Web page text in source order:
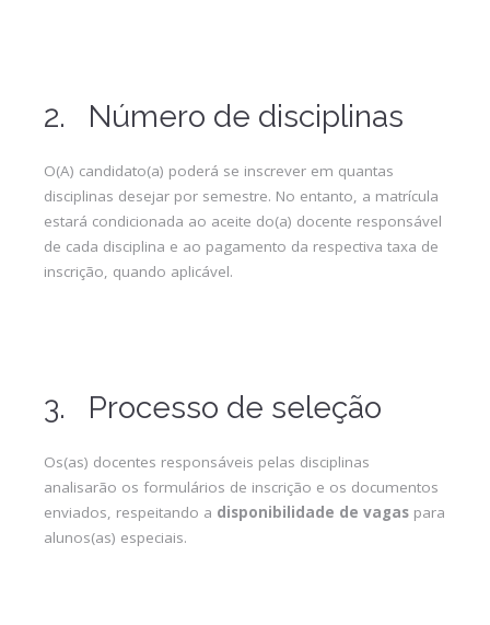
2. Número de disciplinas
O(A) candidato(a) poderá se inscrever em quantas
disciplinas desejar por semestre. No entanto, a matrícula
estará condicionada ao aceite do(a) docente responsável
de cada disciplina e ao pagamento da respectiva taxa de
inscrição, quando aplicável.
3. Processo de seleção
Os(as) docentes responsáveis pelas disciplinas
analisarão os formulários de inscrição e os documentos
enviados, respeitando a disponibilidade de vagas para
alunos(as) especiais.